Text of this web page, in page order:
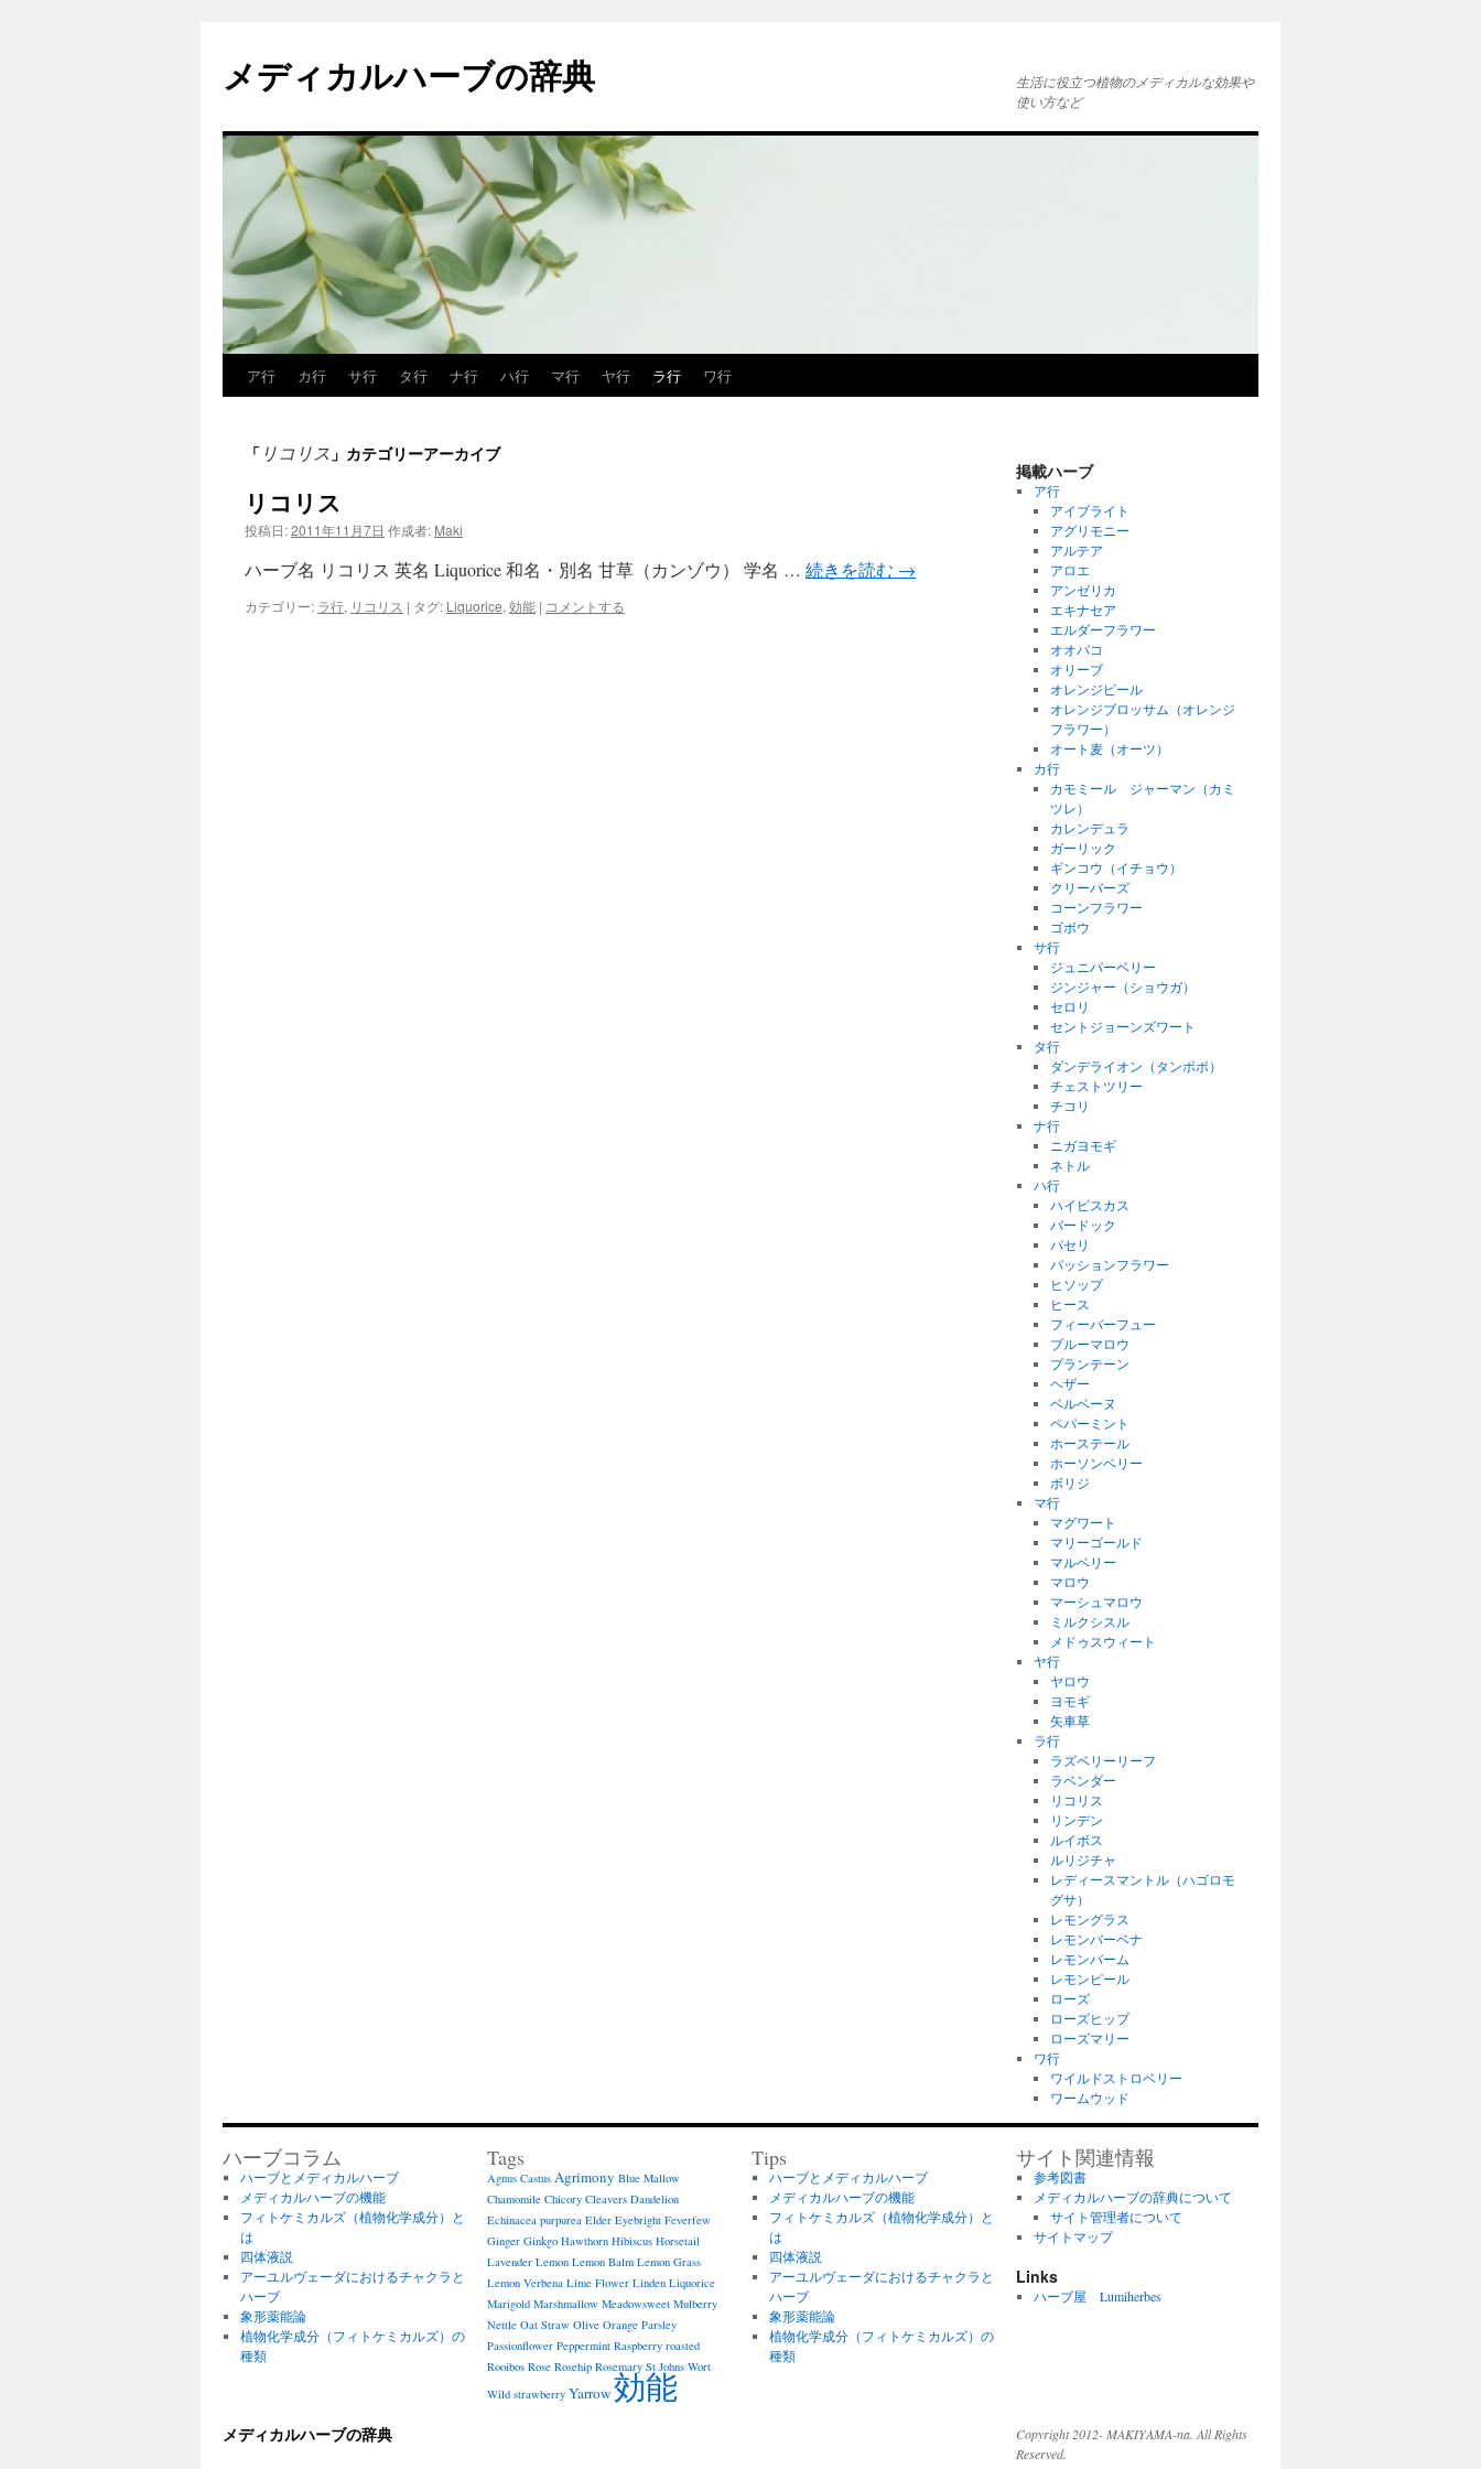
メディカルハーブの辞典
生活に役立つ植物のメディカルな効果や
使い方など
ア行 カ行 サ行 タ行 ナ行 ハ行 マ行 ヤ行 ラ行 ワ行
「 リコリス 」カテゴリーアーカイブ
リコリス
投稿日:2011年11月7日 作成者: Maki
ハーブ名 リコリス 英名 Liquorice 和名・別名 甘草（カンゾウ） 学名 … 続きを読む →
カテゴリー: ラ行, リコリス | タグ: Liquorice, 効能 | コメントする
掲載ハーブ
ア行
アイブライト
アグリモニー
アルテア
アロエ
アンゼリカ
エキナセア
エルダーフラワー
オオバコ
オリーブ
オレンジピール
オレンジブロッサム（オレンジ
フラワー）
オート麦（オーツ）
カ行
カモミール ジャーマン（カミ
ツレ）
カレンデュラ
ガーリック
ギンコウ（イチョウ）
クリーバーズ
コーンフラワー
ゴボウ
サ行
ジュニパーベリー
ジンジャー（ショウガ）
セロリ
セントジョーンズワート
タ行
ダンデライオン（タンポポ）
チェストツリー
チコリ
ナ行
ニガヨモギ
ネトル
ハ行
ハイビスカス
バードック
パセリ
パッションフラワー
ヒソップ
ヒース
フィーバーフュー
ブルーマロウ
プランテーン
ヘザー
ベルベーヌ
ペパーミント
ホーステール
ホーソンベリー
ボリジ
マ行
マグワート
マリーゴールド
マルベリー
マロウ
マーシュマロウ
ミルクシスル
メドゥスウィート
ヤ行
ヤロウ
ヨモギ
矢車草
ラ行
ラズベリーリーフ
ラベンダー
リコリス
リンデン
ルイボス
ルリジチャ
レディースマントル（ハゴロモ
グサ）
レモングラス
レモンバーベナ
レモンバーム
レモンピール
ローズ
ローズヒップ
ローズマリー
ワ行
ワイルドストロベリー
ワームウッド
ハーブコラム
ハーブとメディカルハーブ
メディカルハーブの機能
フィトケミカルズ（植物化学成分）と
は
四体液説
アーユルヴェーダにおけるチャクラと
ハーブ
象形薬能論
植物化学成分（フィトケミカルズ）の
種類
Tags
Agnus Castus Agrimony Blue Mallow
Chamomile Chicory Cleavers Dandelion
Echinacea purpurea Elder Eyebright Feverfew
Ginger Ginkgo Hawthorn Hibiscus Horsetail
Lavender Lemon Lemon Balm Lemon Grass
Lemon Verbena Lime Flower Linden Liquorice
Marigold Marshmallow Meadowsweet Mulberry
Nettle Oat Straw Olive Orange Parsley
Passionflower Peppermint Raspberry roasted
Rooibos Rose Rosehip Rosemary St Johns Wort
Wild strawberry Yarrow効能
Tips
ハーブとメディカルハーブ
メディカルハーブの機能
フィトケミカルズ（植物化学成分）と
は
四体液説
アーユルヴェーダにおけるチャクラと
ハーブ
象形薬能論
植物化学成分（フィトケミカルズ）の
種類
サイト関連情報
参考図書
メディカルハーブの辞典について
サイト管理者について
サイトマップ
Links
ハーブ屋 Lumiherbes
メディカルハーブの辞典
Copyright 2012- MAKIYAMA-na. All Rights
Reserved.